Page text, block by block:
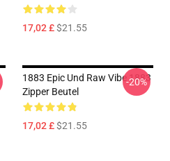
17,02 £$21.55
1883 Epic Und Raw Vibe 1883
Zipper Beutel
17,02 £$21.55
-20%